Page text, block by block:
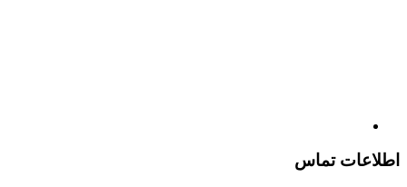
اطلاعات تماس